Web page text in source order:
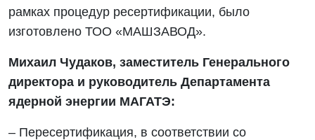
рамках процедур ресертификации, было
изготовлено ТОО «МАШЗАВОД».
Михаил Чудаков, заместитель Генерального
директора и руководитель Департамента
ядерной энергии МАГАТЭ:
– Пересертификация, в соответствии со